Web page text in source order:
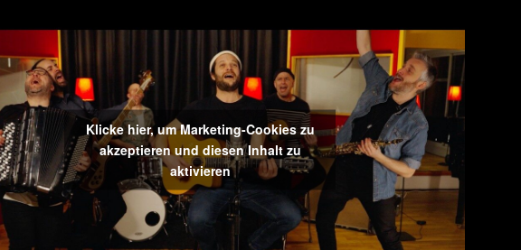
Klicke hier, um Marketing-Cookies zu
akzeptieren und diesen Inhalt zu
aktivieren